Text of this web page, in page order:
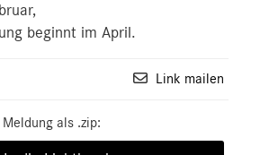
beginnt im April.
Link mailen
als .zip: